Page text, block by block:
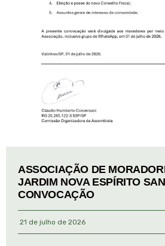
ASSOCIAÇÃO DE
JARDIM NOVA ESPÍRITO
CONVOCAÇÃO
21 de julho de 2026